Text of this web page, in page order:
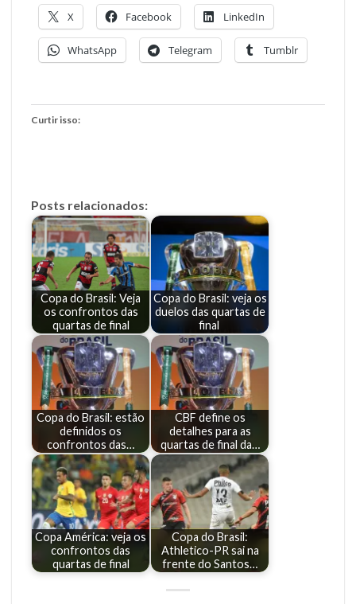
X Facebook LinkedIn
WhatsApp Telegram Tumblr
Curtir isso:
Posts relacionados:
Copa do Brasil: Veja
os confrontos das
quartas de final
Copa do Brasil: veja os
duelos das quartas de
final
Copa do Brasil: estão
definidos os
confrontos das…
CBF define os
detalhes para as
quartas de final da…
Copa América: veja os
confrontos das
quartas de final
Copa do Brasil:
Athletico-PR sai na
frente do Santos…